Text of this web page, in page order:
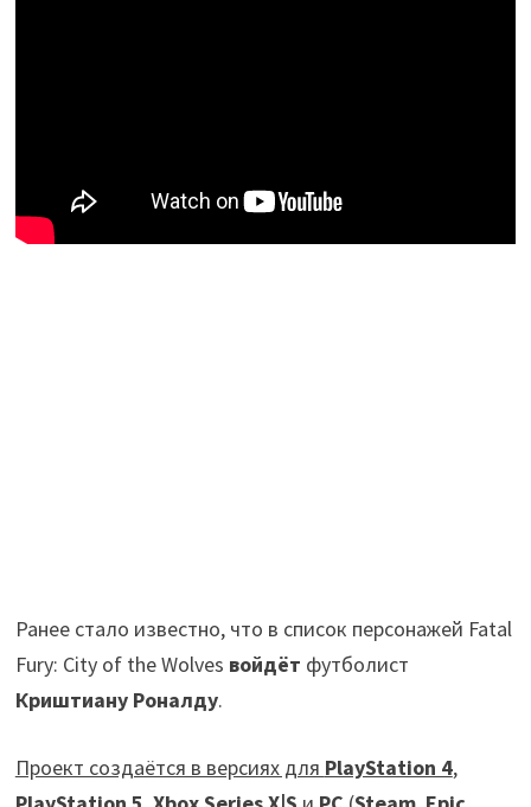
Ранее стало известно, что в список персонажей Fatal
Fury: City of the Wolves войдёт футболист
Криштиану Роналду.
Проект создаётся в версиях для PlayStation 4,